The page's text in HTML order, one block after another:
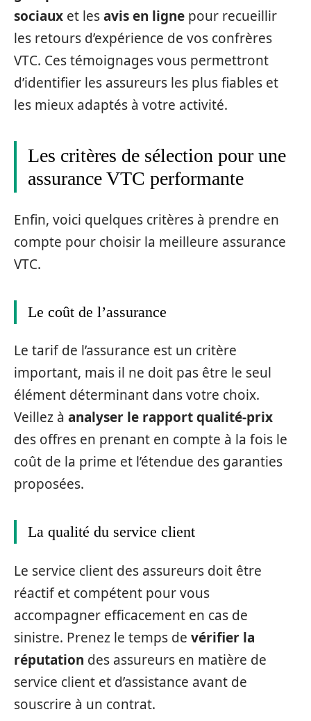
sociaux et lesavis en ligne pour recueillir
les retours d’expérience de vos confrères
VTC. Ces témoignages vous permettront
d’identifier les assureurs les plus fiables et
les mieux adaptés à votre activité.
Les critères de sélection pour une
assurance VTC performante
Enfin, voici quelques critères à prendre en
compte pour choisir la meilleure assurance
VTC.
Le coût de l’assurance
Le tarif de l’assurance est un critère
important, mais il ne doit pas être le seul
élément déterminant dans votre choix.
Veillez à analyser le rapport qualité-prix
des offres en prenant en compte à la fois le
coût de la prime et l’étendue des garanties
proposées.
La qualité du service client
Le service client des assureurs doit être
réactif et compétent pour vous
accompagner efficacement en cas de
sinistre. Prenez le temps de vérifier la
réputation des assureurs en matière de
service client et d’assistance avant de
souscrire à un contrat.